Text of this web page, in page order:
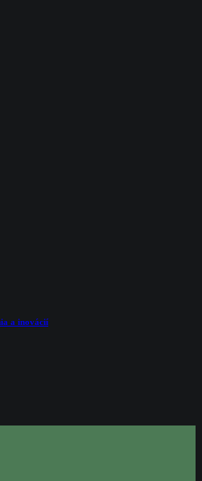
a inovácií